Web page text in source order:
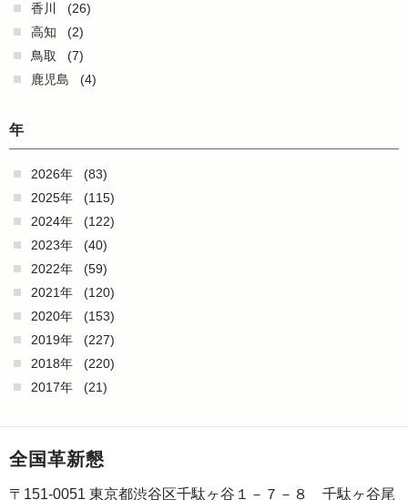
香川
(26)
高知
(2)
鳥取
(7)
鹿児島
(4)
年
2026年
(83)
2025年
(115)
2024年
(122)
2023年
(40)
2022年
(59)
2021年
(120)
2020年
(153)
2019年
(227)
2018年
(220)
2017年
(21)
全国革新懇
〒151-0051 東京都渋谷区千駄ヶ谷１－７－８ 千駄ヶ谷尾